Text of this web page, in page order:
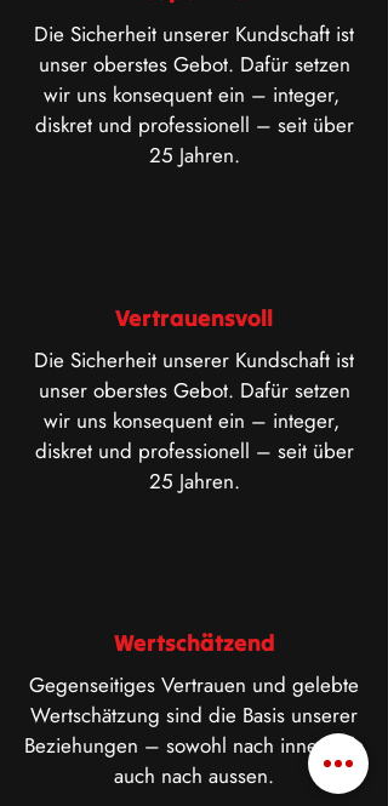
Die Sicherheit unserer Kundschaft ist
unser oberstes Gebot. Dafür setzen
wir uns konsequent ein – integer,
diskret und professionell – seit über
25 Jahren.
Vertrauensvoll
Die Sicherheit unserer Kundschaft ist
unser oberstes Gebot. Dafür setzen
wir uns konsequent ein – integer,
diskret und professionell – seit über
25 Jahren.
Wertschätzend
Gegenseitiges Vertrauen und gelebte
Wertschätzung sind die Basis unserer
Beziehungen – sowohl nach innen, als
auch nach aussen.